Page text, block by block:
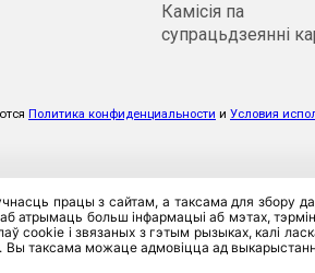
Камісія па
супрацьдзеянні
Политика конфиденциальности и Условия
працы з сайтам, а таксама для збору
атрымаць больш інфармацыі аб мэтах,
cookie і звязаных з гэтым рызыках, калі
Вы таксама можаце адмовіцца ад